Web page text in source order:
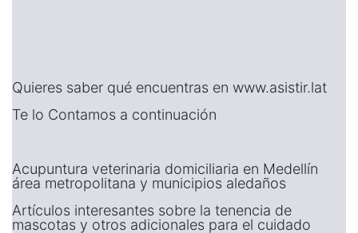
Quieres saber qué encuentras en www.asistir.lat
Te lo Contamos a continuación
Acupuntura veterinaria domiciliaria en Medellín
área metropolitana y municipios aledaños
Artículos interesantes sobre la tenencia de
mascotas y otros adicionales para el cuidado